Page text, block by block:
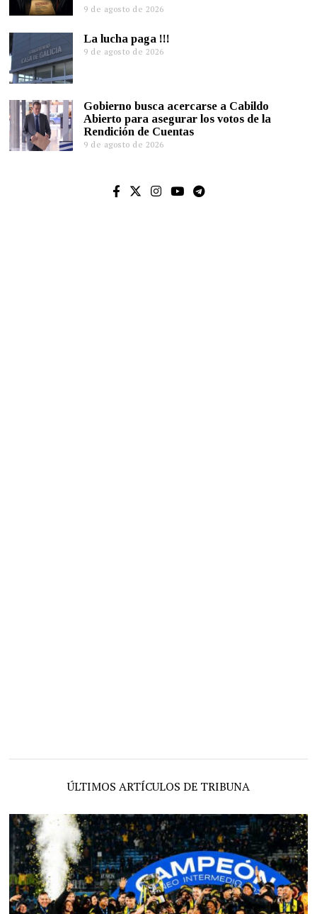
9 de agosto de 2026
La lucha paga !!!
9 de agosto de 2026
Gobierno busca acercarse a Cabildo
Abierto para asegurar los votos de la
Rendición de Cuentas
9 de agosto de 2026
ÚLTIMOS ARTÍCULOS DE TRIBUNA